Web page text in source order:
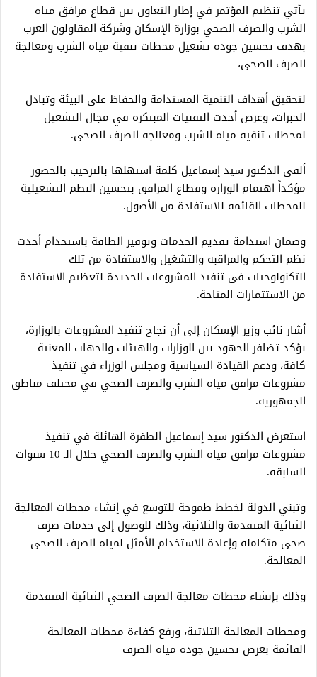
يأتي تنظيم المؤتمر في إطار التعاون بين قطاع مرافق مياه
الشرب والصرف الصحي بوزارة الإسكان وشركة المقاولون العرب
بهدف تحسين جودة تشغيل محطات تنقية مياه الشرب ومعالجة
الصرف الصحي،
لتحقيق أهداف التنمية المستدامة والحفاظ على البيئة وتبادل
الخبرات، وعرض أحدث التقنيات المبتكرة في مجال التشغيل
لمحطات تنقية مياه الشرب ومعالجة الصرف الصحي.
ألقى الدكتور سيد إسماعيل كلمة استهلها بالترحيب بالحضور
مؤكداً اهتمام الوزارة وقطاع المرافق بتحسين النظم التشغيلية
للمحطات القائمة للاستفادة من الأصول.
وضمان استدامة تقديم الخدمات وتوفير الطاقة باستخدام أحدث
نظم التحكم والمراقبة والتشغيل والاستفادة من تلك
التكنولوجيات في تنفيذ المشروعات الجديدة لتعظيم الاستفادة
من الاستثمارات المتاحة.
أشار نائب وزير الإسكان إلى أن نجاح تنفيذ المشروعات بالوزارة،
يؤكد تضافر الجهود بين الوزارات والهيئات والجهات المعنية
كافة، ودعم القيادة السياسية ومجلس الوزراء في تنفيذ
مشروعات مرافق مياه الشرب والصرف الصحي في مختلف مناطق
الجمهورية.
استعرض الدكتور سيد إسماعيل الطفرة الهائلة في تنفيذ
مشروعات مرافق مياه الشرب والصرف الصحي خلال الـ 10 سنوات
السابقة.
وتبني الدولة لخطط طموحة للتوسع في إنشاء محطات المعالجة
الثنائية المتقدمة والثلاثية، وذلك للوصول إلى خدمات صرف
صحي متكاملة وإعادة الاستخدام الأمثل لمياه الصرف الصحي
المعالجة.
وذلك بإنشاء محطات معالجة الصرف الصحي الثنائية المتقدمة
ومحطات المعالجة الثلاثية، ورفع كفاءة محطات المعالجة
القائمة بغرض تحسين جودة مياه الصرف